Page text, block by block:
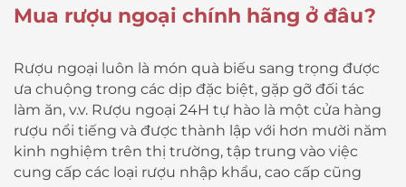
Mua rượu ngoại chính hãng ở đâu?
Rượu ngoại luôn là món quà biếu sang trọng được
ưa chuộng trong các dịp đặc biệt, gặp gỡ đối tác
làm ăn, v.v. Rượu ngoại 24H tự hào là một cửa hàng
rượu nổi tiếng và được thành lập với hơn mười năm
kinh nghiệm trên thị trường, tập trung vào việc
cung cấp các loại rượu nhập khẩu, cao cấp cũng